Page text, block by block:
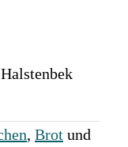
Halstenbek
, Brot und